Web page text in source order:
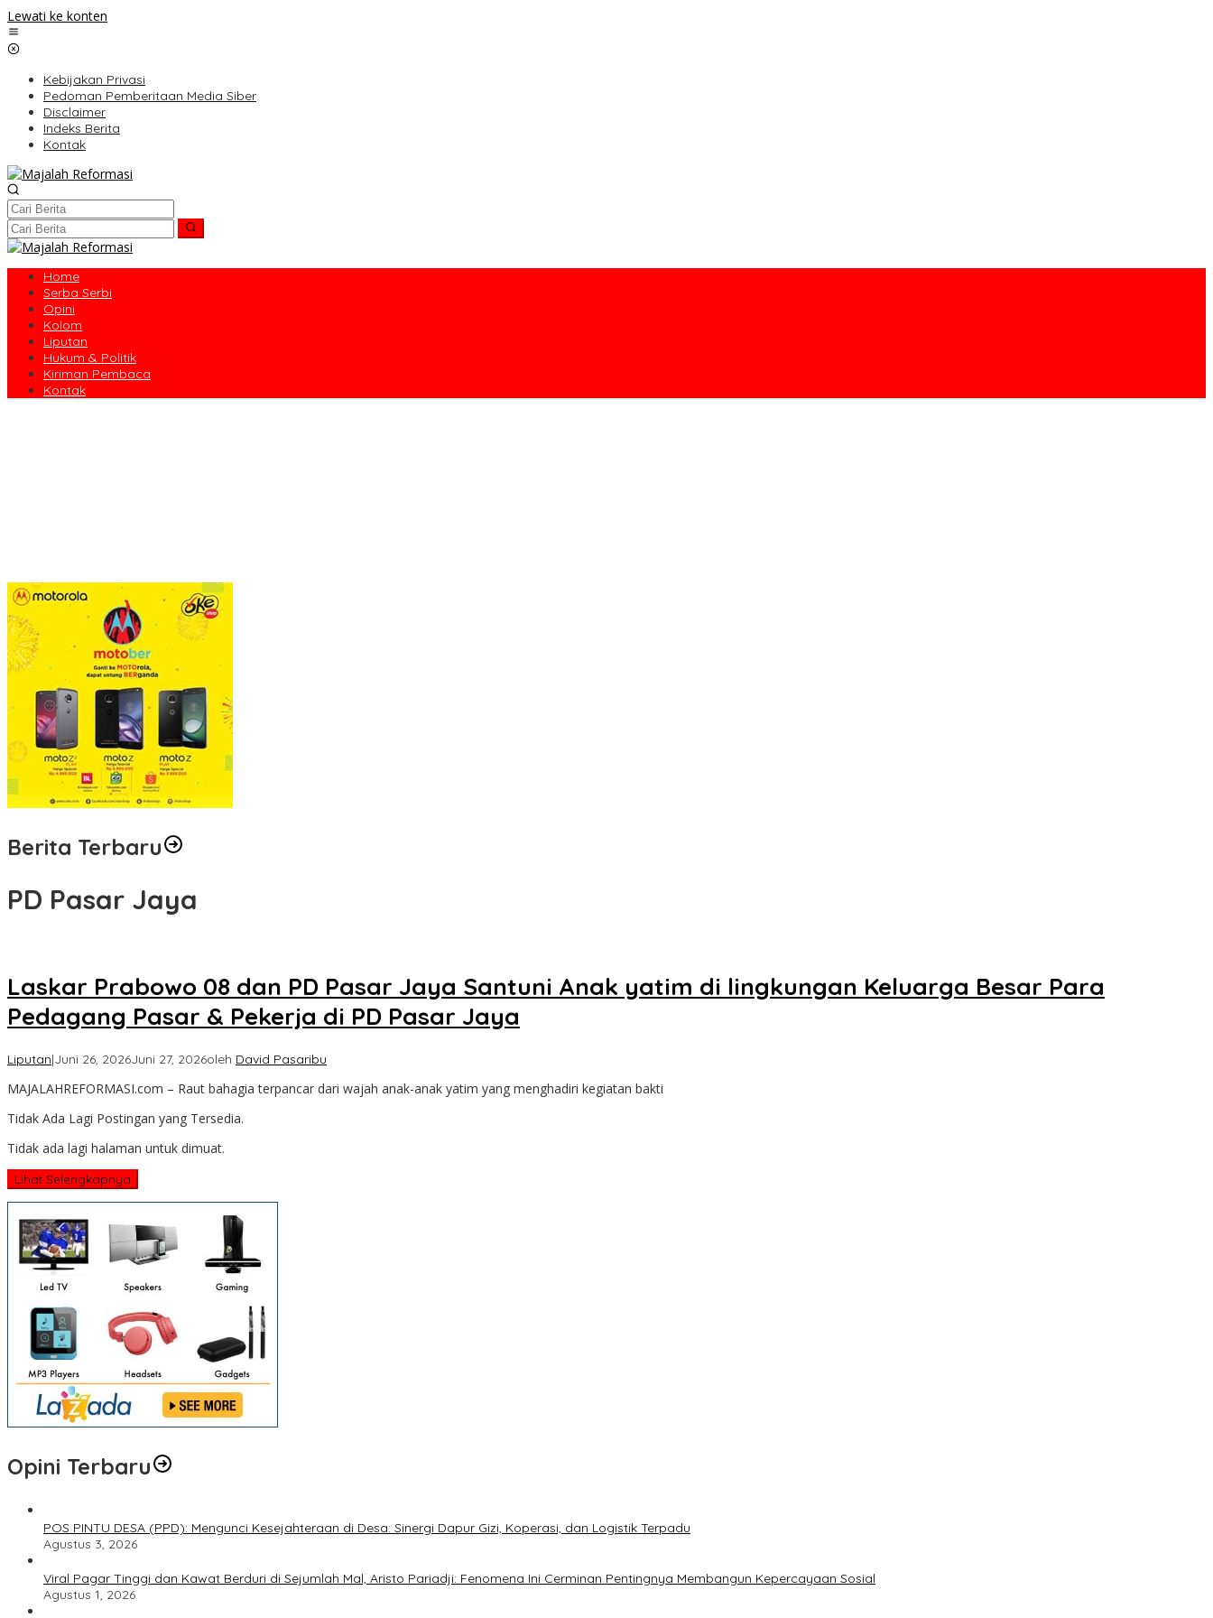
Lewati ke konten
Kebijakan Privasi
Pedoman Pemberitaan Media Siber
Disclaimer
Indeks Berita
Kontak
Home
Serba Serbi
Opini
Kolom
Liputan
Hukum & Politik
Kiriman Pembaca
Kontak
Berita Terbaru
PD Pasar Jaya
Laskar Prabowo 08 dan PD Pasar Jaya Santuni Anak yatim di lingkungan Keluarga Besar Para
Pedagang Pasar & Pekerja di PD Pasar Jaya
Liputan|Juni 26, 2026Juni 27, 2026oleh David Pasaribu
MAJALAHREFORMASI.com – Raut bahagia terpancar dari wajah anak-anak yatim yang menghadiri kegiatan bakti
Tidak Ada Lagi Postingan yang Tersedia.
Tidak ada lagi halaman untuk dimuat.
Lihat Selengkapnya
Opini Terbaru
POS PINTU DESA (PPD): Mengunci Kesejahteraan di Desa: Sinergi Dapur Gizi, Koperasi, dan Logistik Terpadu
Agustus 3, 2026
Viral Pagar Tinggi dan Kawat Berduri di Sejumlah Mal, Aristo Pariadji: Fenomena Ini Cerminan Pentingnya Membangun Kepercayaan Sosial
Agustus 1, 2026